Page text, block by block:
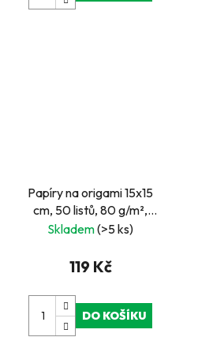
Papíry na origami 15x15
cm, 50 listů, 80 g/m²,
Divočina
Skladem(>5 ks)
119 Kč
DO KOŠÍKU